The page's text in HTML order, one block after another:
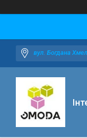
вул. Богдана